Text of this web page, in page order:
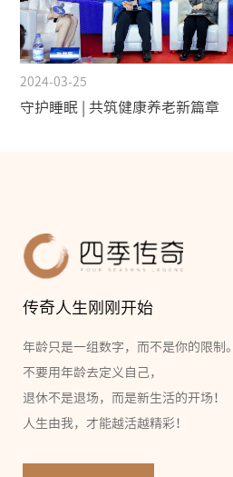
2024-03-25
守护睡眠 | 共筑健康养老新篇章
传奇人生刚刚开始
年龄只是一组数字，而不是你的限制。
不要用年龄去定义自己，
退休不是退场，而是新生活的开场！
人生由我，才能越活越精彩！